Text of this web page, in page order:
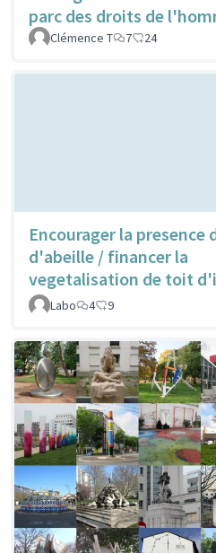
parc des droits de
Clémence T
7 24
Encourager la presence
d'abeille / financer la
vegetalisation de toit
Labo
4 9